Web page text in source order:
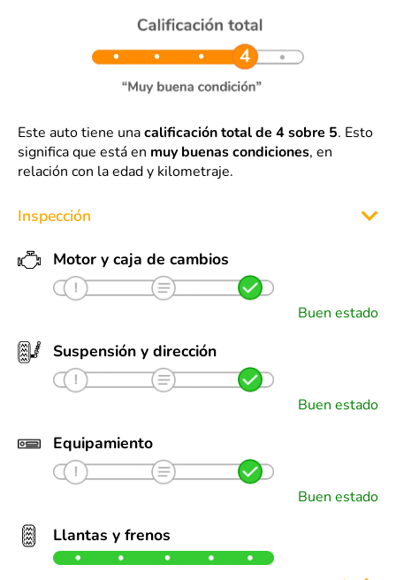
Este auto tiene unacalificación total de 4 sobre 5. Esto
significa que está en muy buenas condiciones, en
relación con la edad y kilometraje.
Inspección
Motor y caja de cambios
Buen estado
Suspensión y dirección
Buen estado
Equipamiento
Buen estado
Llantas y frenos